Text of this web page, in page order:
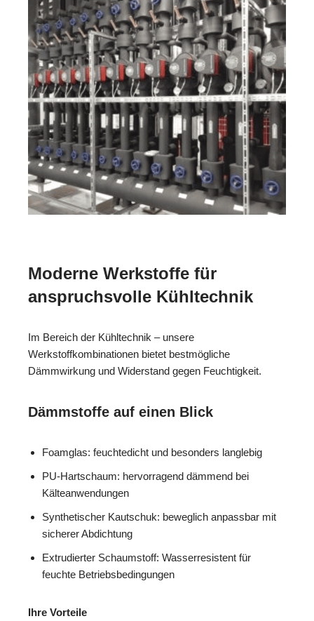
Moderne Werkstoffe für
anspruchsvolle Kühltechnik
Im Bereich der Kühltechnik – unsere
Werkstoffkombinationen bietet bestmögliche
Dämmwirkung und Widerstand gegen Feuchtigkeit.
Dämmstoffe auf einen Blick
Foamglas: feuchtedicht und besonders langlebig
PU-Hartschaum: hervorragend dämmend bei
Kälteanwendungen
Synthetischer Kautschuk: beweglich anpassbar mit
sicherer Abdichtung
Extrudierter Schaumstoff: Wasserresistent für
feuchte Betriebsbedingungen
Ihre Vorteile